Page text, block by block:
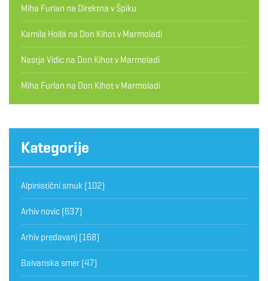
Miha Furlan na Direktna v Špiku
Kamila Hollá na Don Kihot v Marmoladi
Nastja Vidic na Don Kihot v Marmoladi
Miha Furlan na Don Kihot v Marmoladi
Kategorije
Alpinistični smuk (102)
Arhiv novic (637)
Arhiv predavanj (168)
Balvanska smer (47)